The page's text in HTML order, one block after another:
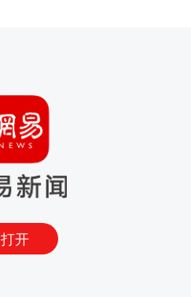
打开